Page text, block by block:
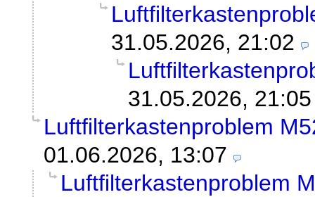
31.05.2026, 21:02
31.05.2026, 21:05
Luftfilterkastenproblem
01.06.2026, 13:07
Luftfilterkastenproblem